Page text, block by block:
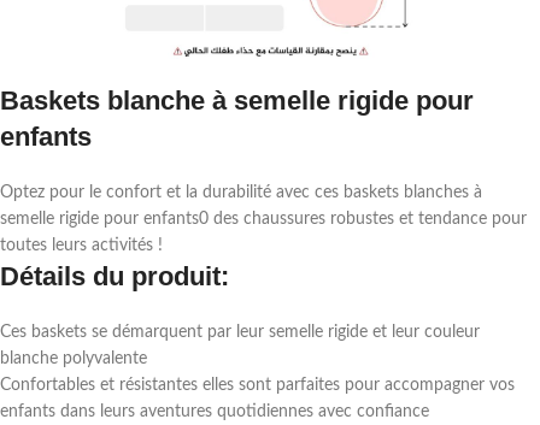
Baskets blanche à semelle rigide pour
enfants
Optez pour le confort et la durabilité avec ces baskets blanches à
semelle rigide pour enfants0 des chaussures robustes et tendance pour
toutes leurs activités !
Détails du produit:
Ces baskets se démarquent par leur semelle rigide et leur couleur
blanche polyvalente
Confortables et résistantes elles sont parfaites pour accompagner vos
enfants dans leurs aventures quotidiennes avec confiance